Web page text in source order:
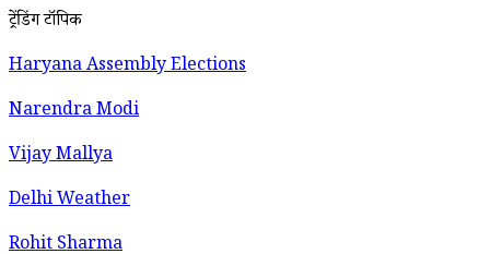
ट्रेंडिंग टॉपिक
Haryana Assembly Elections
Narendra Modi
Vijay Mallya
Delhi Weather
Rohit Sharma